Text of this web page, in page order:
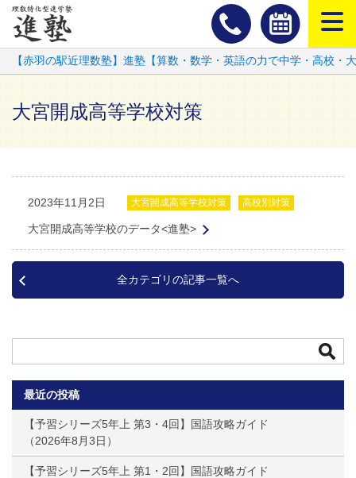
スマート
【赤羽の駅近理数塾】進塾【算数・数学・英語の力で中学・高校・
大宮開成高等学校対策
2023年11月2日 大宮開成高等学校対策 高校別対策
大宮開成高等学校のデータ<進塾>
全カテゴリの記事一覧へ
最近の投稿
【予習シリーズ5年上 第3・4回】国語攻略ガイド
2026年8月3日
【予習シリーズ5年上 第1・2回】国語攻略ガイド